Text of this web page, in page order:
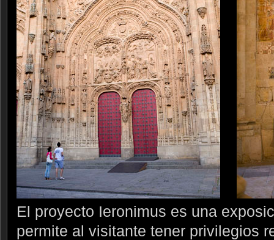
El proyecto Ieronimus es una
permite al visitante tener privilegios